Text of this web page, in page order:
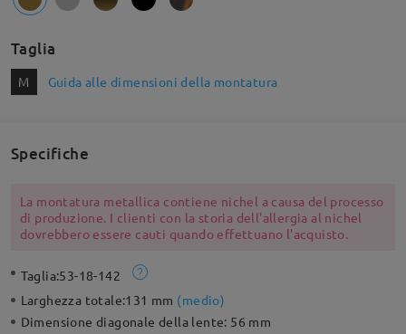
Taglia
M Guida alle dimensioni della montatura
Specifiche
La montatura metallica contiene nichel a causa del processo
di produzione. I clienti con la storia dell'allergia al nichel
dovrebbero essere cauti quando effettuano l'acquisto.
Taglia:53-18-142
Larghezza totale:131 mm (medio)
Dimensione diagonale della lente: 56 mm